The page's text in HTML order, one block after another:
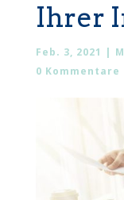
Ihrer
Feb. 3, 2021 |
0 Kommentare